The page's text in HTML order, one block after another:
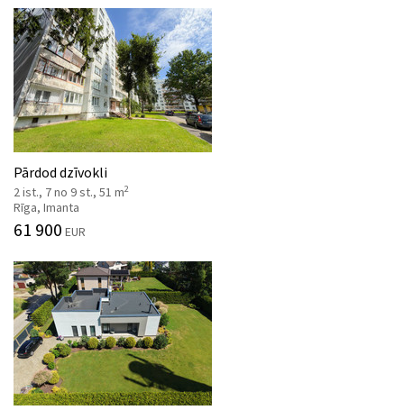
Pārdod dzīvokli
2 ist., 7 no 9 st., 51 m2
Rīga, Imanta
61 900 EUR